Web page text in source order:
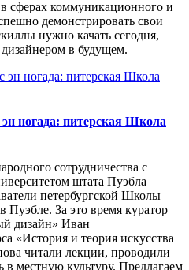
сферах коммуникационного и
демонстрировать свои
нужно качать сегодня,
в будущем.
ногада: питерская Школа
сотрудничества с
штата Пуэбла
петербургской Школы
Пуэбле. За это время куратор
дизайн» Иван
«История и теория искусства
читали лекции, проводили
в местную культуру. Предлагаем